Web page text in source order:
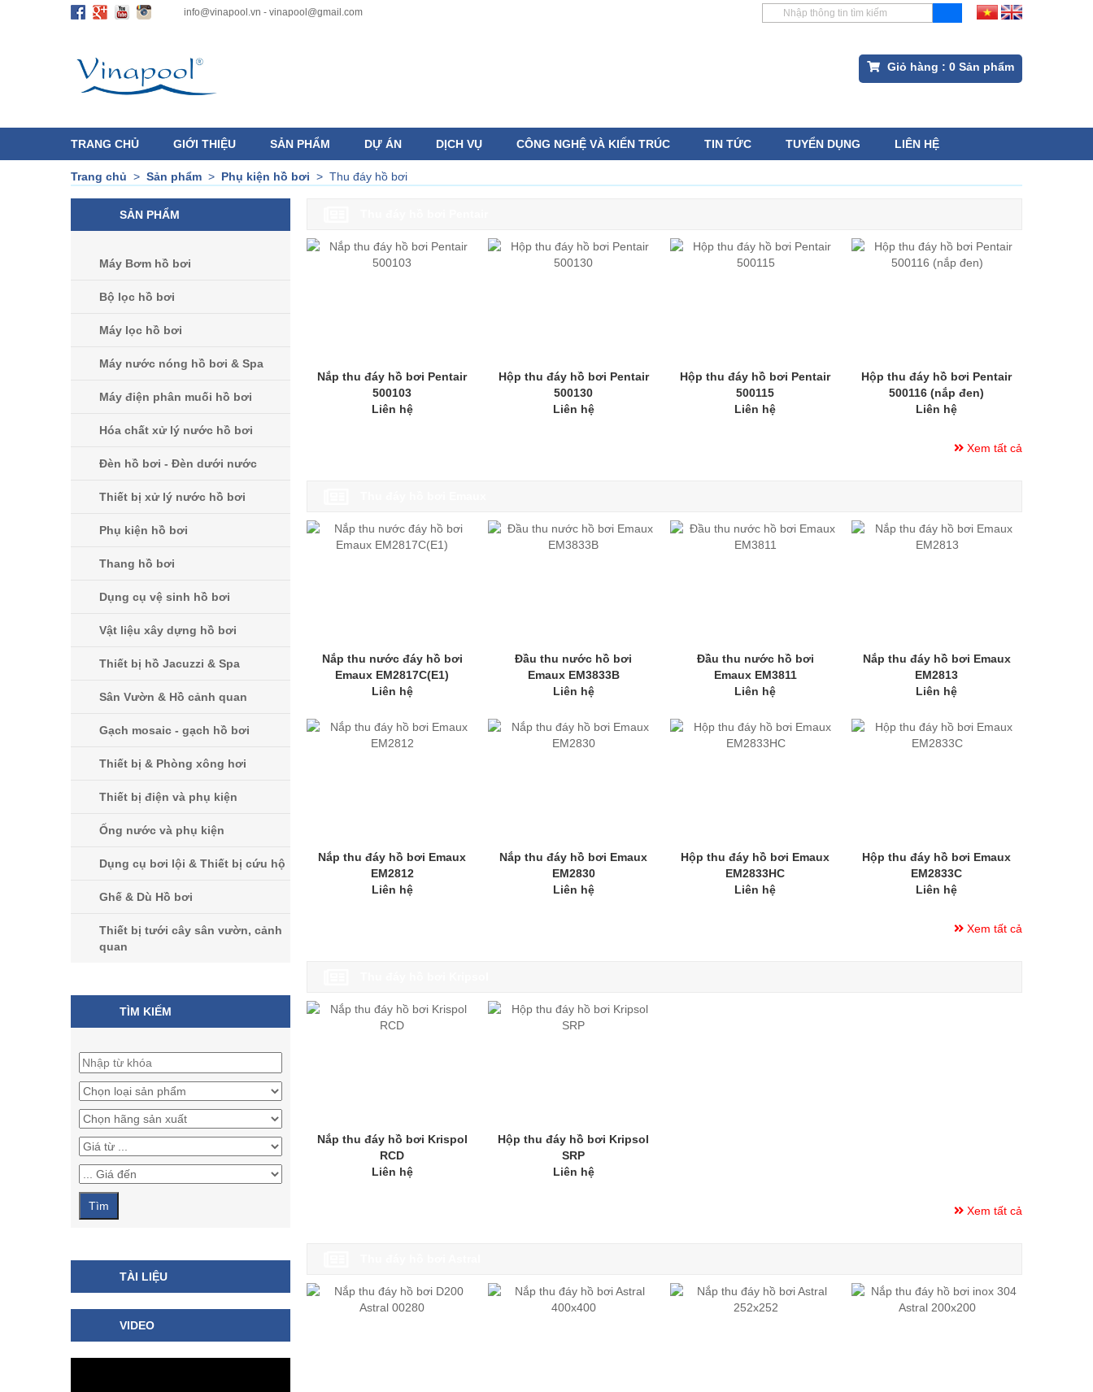
info@vinapool.vn - vinapool@gmail.com
Giỏ hàng : 0 Sản phẩm
TRANG CHỦ GIỚI THIỆU SẢN PHẨM DỰ ÁN DỊCH VỤ CÔNG NGHỆ VÀ KIẾN TRÚC TIN TỨC TUYỂN DỤNG LIÊN HỆ
Trang chủ > Sản phẩm > Phụ kiện hồ bơi > Thu đáy hồ bơi
SẢN PHẨM
Máy Bơm hồ bơi
Bộ lọc hồ bơi
Máy lọc hồ bơi
Máy nước nóng hồ bơi & Spa
Máy điện phân muối hồ bơi
Hóa chất xử lý nước hồ bơi
Đèn hồ bơi - Đèn dưới nước
Thiết bị xử lý nước hồ bơi
Phụ kiện hồ bơi
Thang hồ bơi
Dụng cụ vệ sinh hồ bơi
Vật liệu xây dựng hồ bơi
Thiết bị hồ Jacuzzi & Spa
Sân Vườn & Hồ cảnh quan
Gạch mosaic - gạch hồ bơi
Thiết bị & Phòng xông hơi
Thiết bị điện và phụ kiện
Ống nước và phụ kiện
Dụng cụ bơi lội & Thiết bị cứu hộ
Ghế & Dù Hồ bơi
Thiết bị tưới cây sân vườn, cảnh
quan
TÌM KIẾM
TÀI LIỆU
VIDEO
Nắp thu đáy hồ bơi Pentair
500103
Liên hệ
Hộp thu đáy hồ bơi Pentair
500130
Liên hệ
Hộp thu đáy hồ bơi Pentair
500115
Liên hệ
Hộp thu đáy hồ bơi Pentair
500116 (nắp đen)
Liên hệ
Xem tất cả
Nắp thu nước đáy hồ bơi
Emaux EM2817C(E1)
Liên hệ
Đầu thu nước hồ bơi
Emaux EM3833B
Liên hệ
Đầu thu nước hồ bơi
Emaux EM3811
Liên hệ
Nắp thu đáy hồ bơi Emaux
EM2813
Liên hệ
Nắp thu đáy hồ bơi Emaux
EM2812
Liên hệ
Nắp thu đáy hồ bơi Emaux
EM2830
Liên hệ
Hộp thu đáy hồ bơi Emaux
EM2833HC
Liên hệ
Hộp thu đáy hồ bơi Emaux
EM2833C
Liên hệ
Xem tất cả
Nắp thu đáy hồ bơi Krispol
RCD
Liên hệ
Hộp thu đáy hồ bơi Kripsol
SRP
Liên hệ
Xem tất cả